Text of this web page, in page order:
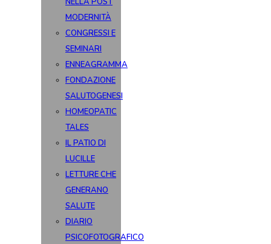
MODERNITÀ
CONGRESSI E
SEMINARI
ENNEAGRAMMA
FONDAZIONE
SALUTOGENESI
HOMEOPATIC
TALES
IL PATIO DI
LUCILLE
LETTURE CHE
GENERANO
SALUTE
DIARIO
PSICOFOTOGRAFICO